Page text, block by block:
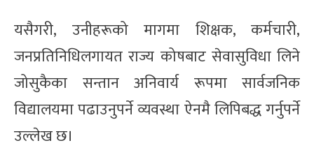
यसैगरी, उनीहरूको मागमा शिक्षक, कर्मचारी,
जनप्रतिनिधिलगायत राज्य कोषबाट सेवासुविधा लिने
जोसुकैका सन्तान अनिवार्य रूपमा सार्वजनिक
विद्यालयमा पढाउनुपर्ने व्यवस्था ऐनमै लिपिबद्ध गर्नुपर्ने
उल्लेख छ।